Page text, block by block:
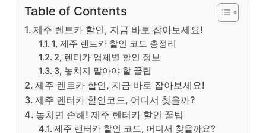
Table of Contents
제주 렌트카 할인, 지금 바로 잡아보세요!
1, 제주 렌트카 할인 코드 총정리
2, 렌터카 업체별 할인 정보
3, 놓치지 말아야 할 꿀팁
제주 렌트카 할인, 지금 바로 잡아보세요!
제주 렌터카 할인코드, 어디서 찾을까?
놓치면 손해! 제주 렌터카 할인 꿀팁
제주 렌터카 할인 코드, 어디서 찾을까요?